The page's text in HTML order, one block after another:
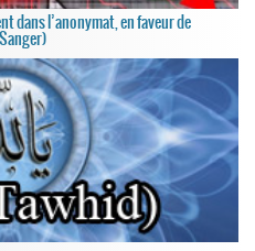
dans l’anonymat, en faveur de